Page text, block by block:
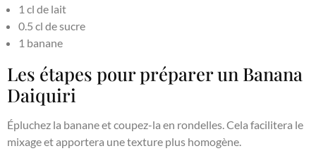
1 cl de lait
0.5 cl de sucre
1 banane
Les étapes pour préparer un Banana
Daiquiri
Épluchez la banane et coupez-la en rondelles. Cela facilitera le
mixage et apportera une texture plus homogène.